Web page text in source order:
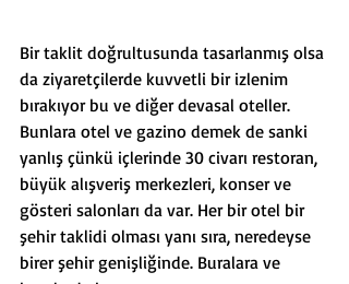
Bir taklit doğrultusunda tasarlanmış olsa
da ziyaretçilerde kuvvetli bir izlenim
bırakıyor bu ve diğer devasal oteller.
Bunlara otel ve gazino demek de sanki
yanlış çünkü içlerinde 30 civarı restoran,
büyük alışveriş merkezleri, konser ve
gösteri salonları da var. Her bir otel bir
şehir taklidi olması yanı sıra, neredeyse
birer şehir genişliğinde. Buralara ve